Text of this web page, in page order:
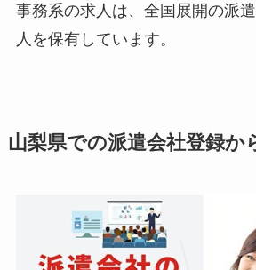
事務系の求人は、全国展開の派
人を保有しています。
山梨県での派遣会社登録か